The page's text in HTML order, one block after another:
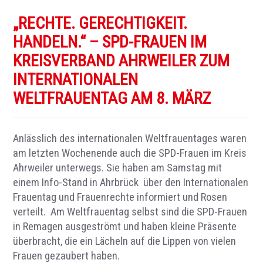
„RECHTE. GERECHTIGKEIT.
HANDELN.“ – SPD-FRAUEN IM
KREISVERBAND AHRWEILER ZUM
INTERNATIONALEN
WELTFRAUENTAG AM 8. MÄRZ
Anlässlich des internationalen Weltfrauentages waren
am letzten Wochenende auch die SPD-Frauen im Kreis
Ahrweiler unterwegs. Sie haben am Samstag mit
einem Info-Stand in Ahrbrück über den Internationalen
Frauentag und Frauenrechte informiert und Rosen
verteilt. Am Weltfrauentag selbst sind die SPD-Frauen
in Remagen ausgeströmt und haben kleine Präsente
überbracht, die ein Lächeln auf die Lippen von vielen
Frauen gezaubert haben.